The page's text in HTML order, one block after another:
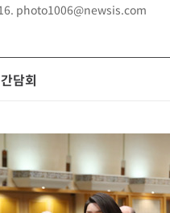
photo1006@newsis.com
담회